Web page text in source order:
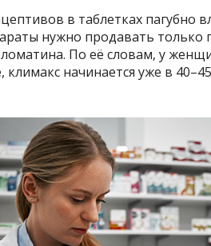
в таблетках пагубно
нужно продавать только
По её словам, у
начинается уже в